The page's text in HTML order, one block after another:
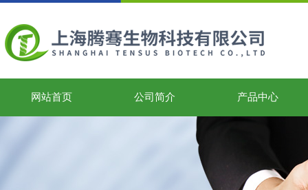
网站首页 公司简介 产品中心